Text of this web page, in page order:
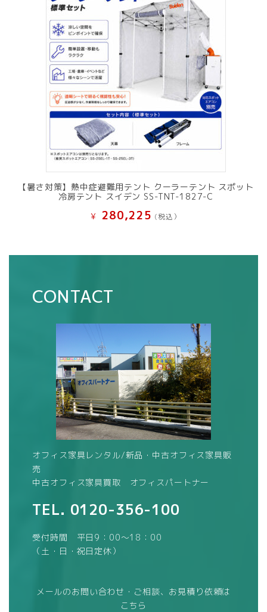
【暑さ対策】熱中症避難用テント クーラーテント スポット
冷房テント スイデン SS-TNT-1827-C
¥ 280,225 (税込）
CONTACT
オフィス家具レンタル/新品・中古オフィス家具販
売
中古オフィス家具買取 オフィスパートナー
TEL. 0120-356-100
受付時間 平日9：00～18：00
（土・日・祝日定休）
メールのお問い合わせ・ご相談、お見積り依頼は
こちら